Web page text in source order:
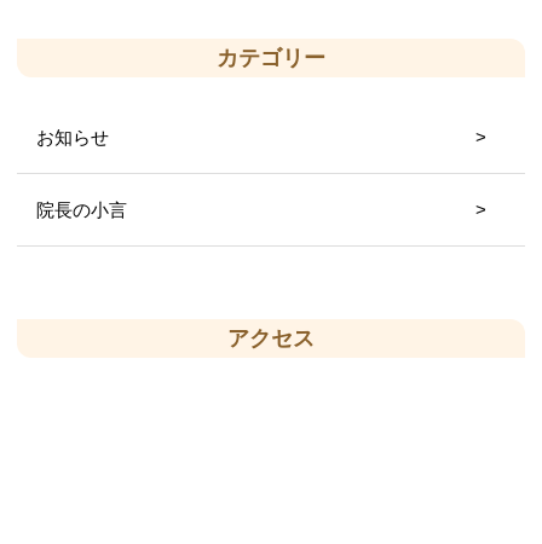
カテゴリー
お知らせ
院長の小言
アクセス